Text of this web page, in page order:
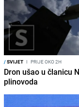
/SVIJET I PRIJE OKO 2H
Dron ušao u članicu
plinovoda